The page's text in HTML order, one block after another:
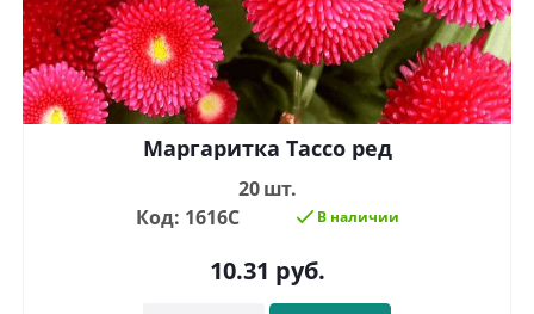
Маргаритка Тассо ред
20 шт.
Код: 1616С
В наличии
10.31 руб.